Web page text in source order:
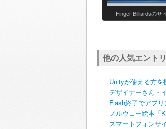
Finger Billiardsのサ
他の人気エントリ
Unityが使える方を
デザイナーさん・
Flash終了でアプ
ノルウェー絵本「
スマートフォンサ